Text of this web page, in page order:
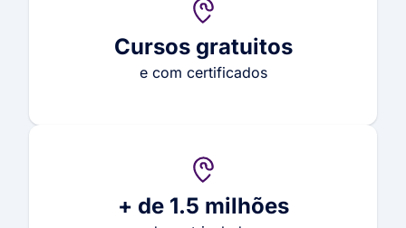
Cursos gratuitos
e com certificados
+ de 1.5 milhões